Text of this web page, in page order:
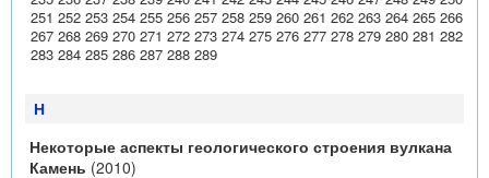
251 252 253 254 255 256 257 258 259 260 261 262 263 264 265 266
267 268 269 270 271 272 273 274 275 276 277 278 279 280 281 282
283 284 285 286 287 288 289
Н
Некоторые аспекты геологического строения вулкана
Камень (2010)